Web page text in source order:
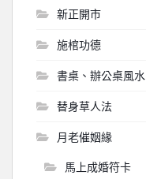
新正開市
施棺功德
書桌、辦公桌風水
替身草人法
月老催姻緣
馬上成婚符卡